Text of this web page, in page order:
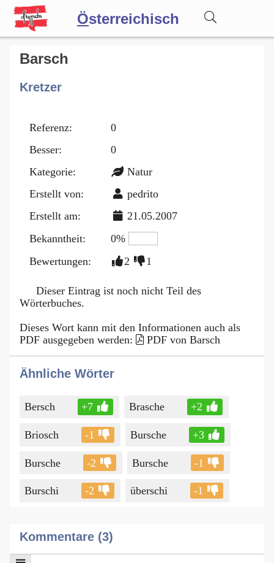
Österreichisch
Wörterbuch
Forum
Blog
Barsch
Kretzer
Referenz:
0
Besser:
0
Kategorie:
Natur
Erstellt von:
pedrito
Erstellt am:
21.05.2007
Bekanntheit:
0%
Bewertungen:
2 1
Dieser Eintrag ist noch nicht Teil des
Wörterbuches.
Dieses Wort kann mit den Informationen auch als
PDF ausgegeben werden:
PDF von Barsch
Ähnliche Wörter
Bersch +7 Brasche +2
Briosch -1 Bursche +3
Bursche -2 Bursche -1
Burschi -2 überschi -1
Kommentare (3)